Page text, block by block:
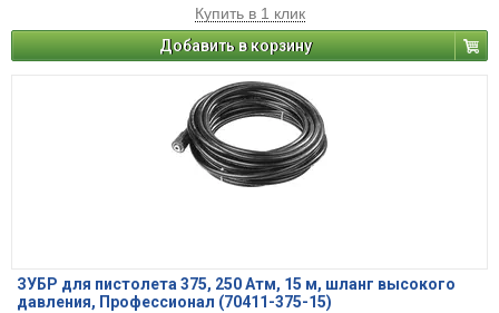
Купить в 1 клик
Добавить в корзину
ЗУБР для пистолета 375, 250 Атм, 15 м, шланг высокого
давления, Профессионал (70411-375-15)